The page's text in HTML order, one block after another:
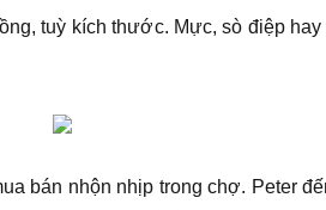
tuỳ kích thước. Mực, sò điệp
bán nhộn nhịp trong chợ. Peter